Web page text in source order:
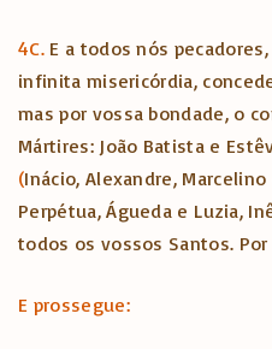
4C. E a todos nós
infinita misericórdia,
mas por vossa bondade, o
Mártires: João Batista e
(Inácio, Alexandre,
Perpétua, Águeda e Luzia,
todos os vossos Santos.
E prossegue: